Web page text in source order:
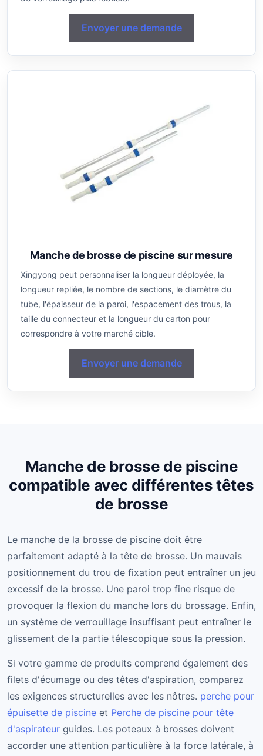
Envoyer une demande
Manche de brosse de piscine sur mesure
Xingyong peut personnaliser la longueur déployée, la
longueur repliée, le nombre de sections, le diamètre du
tube, l'épaisseur de la paroi, l'espacement des trous, la
taille du connecteur et la longueur du carton pour
correspondre à votre marché cible.
Envoyer une demande
Manche de brosse de piscine
compatible avec différentes têtes
de brosse
Le manche de la brosse de piscine doit être
parfaitement adapté à la tête de brosse. Un mauvais
positionnement du trou de fixation peut entraîner un jeu
excessif de la brosse. Une paroi trop fine risque de
provoquer la flexion du manche lors du brossage. Enfin,
un système de verrouillage insuffisant peut entraîner le
glissement de la partie télescopique sous la pression.
Si votre gamme de produits comprend également des
filets d'écumage ou des têtes d'aspiration, comparez
les exigences structurelles avec les nôtres. perche pour
épuisette de piscine et Perche de piscine pour tête
d'aspirateur guides. Les poteaux à brosses doivent
accorder une attention particulière à la force latérale, à